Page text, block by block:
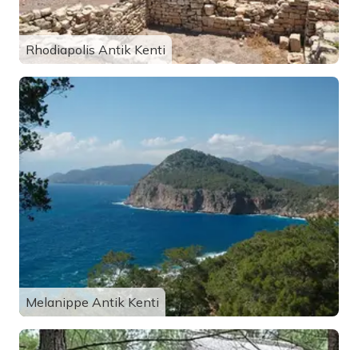
Rhodiapolis Antik Kenti
Melanippe Antik Kenti